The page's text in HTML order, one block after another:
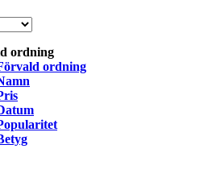
ordning
ordning